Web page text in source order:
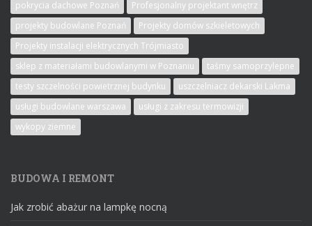
pokrycia dachowe Poznań
Profesjonalny projektant wnętrz
projekty budowlane Poznań
Projekty domów szkieletowych
Projekty instalacji elektrycznych Trójmiasto
sklep z materiałami budowlanymi w Poznaniu
taśmy samoprzylepne
testy szczelności powietrznej budynku
uszczelniacz dekarski Lakma
usługi budowlane warszawa
usługi z zakresu termowizji
wykopy ziemne
BUDOWA I REMONT
Jak zrobić abażur na lampkę nocną